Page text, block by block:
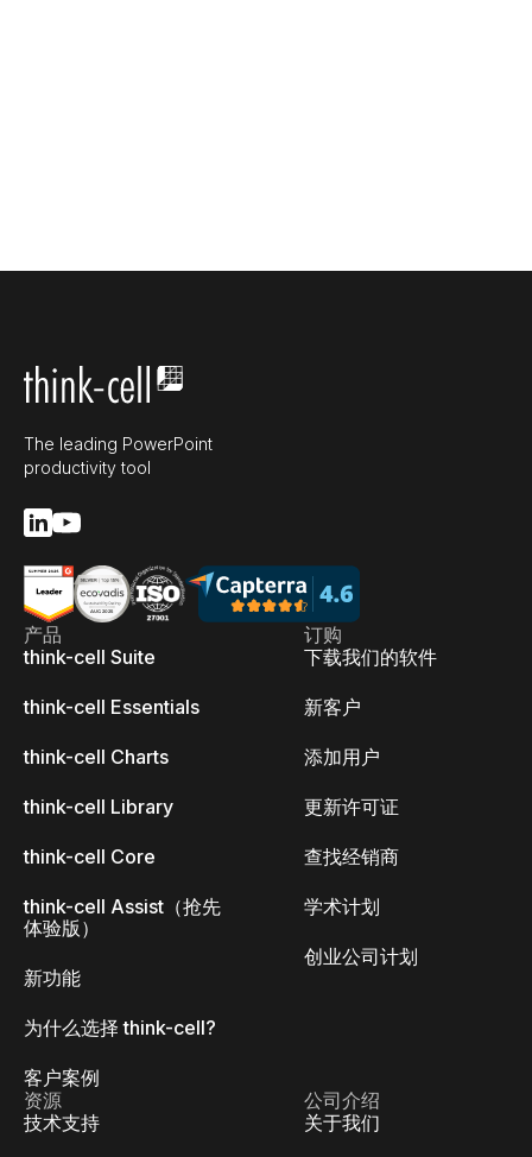
The leading PowerPoint
productivity tool
产品
think-cell Suite
think-cell Essentials
think-cell Charts
think-cell Library
think-cell Core
think-cell Assist（抢先
体验版）
新功能
为什么选择 think-cell?
客户案例
订购
下载我们的软件
新客户
添加用户
更新许可证
查找经销商
学术计划
创业公司计划
资源
技术支持
公司介绍
关于我们